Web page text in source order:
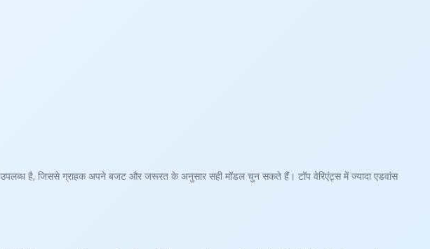
है, जिससे ग्राहक अपने बजट और जरूरत के अनुसार सही मॉडल चुन सकते हैं। टॉप वेरिएंट्स में ज्यादा एडवांस